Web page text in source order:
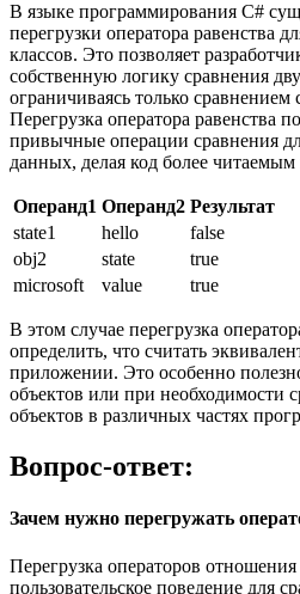
В языке программирования C#
перегрузки оператора равенства
классов. Это позволяет
собственную логику сравнения
ограничиваясь только
Перегрузка оператора равенства
привычные операции сравнения
данных, делая код более
Операнд1 Операнд2 Результат
state1
hello
false
obj2
state
true
microsoft
value true
В этом случае перегрузка
определить, что считать
приложении. Это особенно
объектов или при необходимости
объектов в различных частях
Вопрос-ответ:
Зачем нужно перегружать
Перегрузка операторов отношения
пользовательское поведение для